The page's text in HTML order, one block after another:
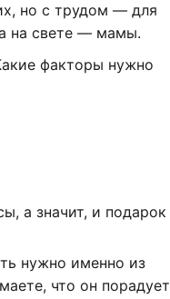
но с трудом — для
на свете — мамы.
факторы нужно
а значит, и подарок
нужно именно из
что он порадует